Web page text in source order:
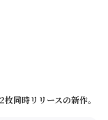
同時リリースの新作。